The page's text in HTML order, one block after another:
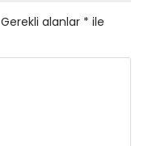
Gerekli alanlar * ile